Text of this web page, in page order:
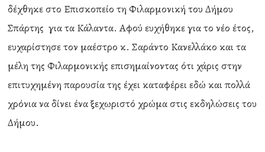
δέχθηκε στο Επισκοπείο τη Φιλαρμονική του Δήμου
Σπάρτης για τα Κάλαντα. Αφού ευχήθηκε για το νέο έτος,
ευχαρίστησε τον μαέστρο κ. Σαράντο Κανελλάκο και τα
μέλη της Φιλαρμονικής επισημαίνοντας ότι χάρις στην
επιτυχημένη παρουσία της έχει καταφέρει εδώ και πολλά
χρόνια να δίνει ένα ξεχωριστό χρώμα στις εκδηλώσεις του
Δήμου.